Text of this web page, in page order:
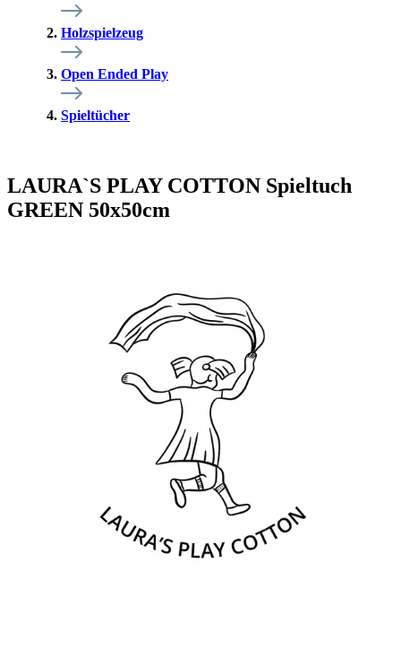
Holzspielzeug
Open Ended Play
Spieltücher
LAURA`S PLAY COTTON Spieltuch
GREEN 50x50cm